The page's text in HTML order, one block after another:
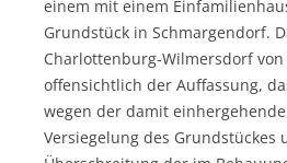
einem mit einem
Grundstück in Schmargendorf.
Charlottenburg-Wilmersdorf
offensichtlich der Auffassung,
wegen der damit
Versiegelung des Grundstückes